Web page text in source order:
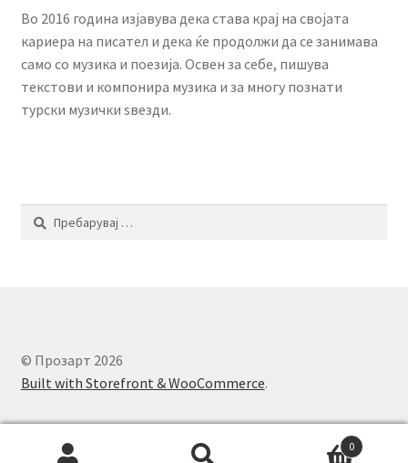
Во 2016 година изјавува дека става крај на својата
кариера на писател и дека ќе продолжи да се занимава
само со музика и поезија. Освен за себе, пишува
текстови и компонира музика и за многу познати
турски музички ѕвезди.
Пребарувај
© Прозарт 2026
Built with Storefront & WooCommerce.
0